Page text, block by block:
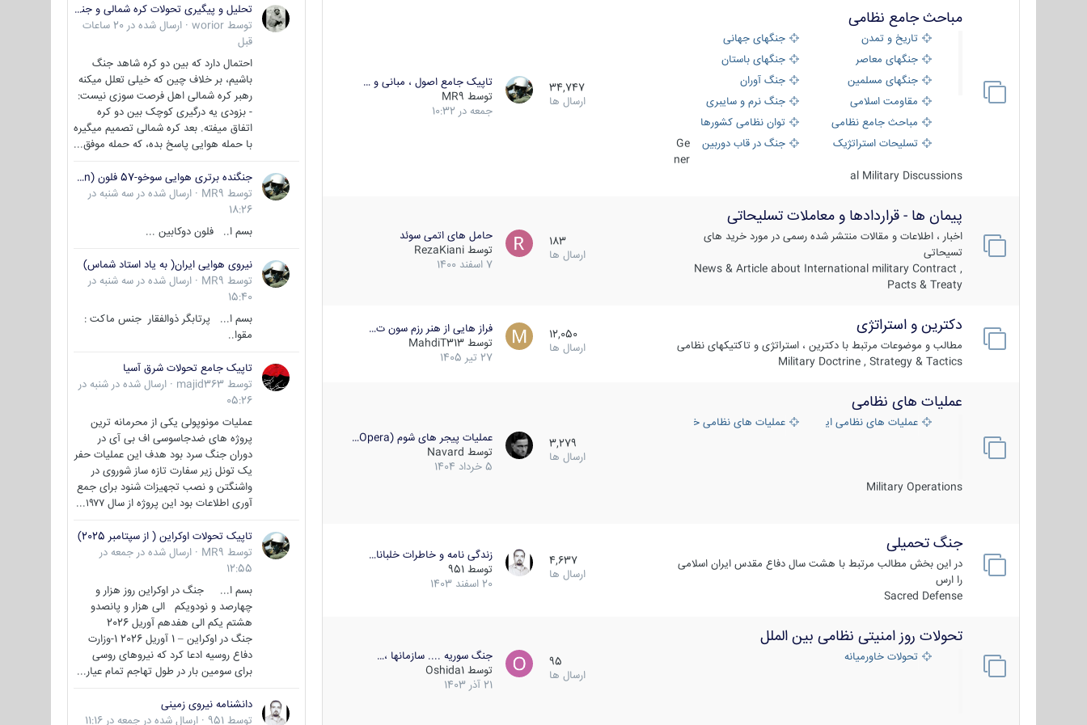
مباحث جامع نظامی
تاریخ و تمدن
جنگهای جهانی
جنگهای معاصر
جنگهای باستان
جنگهای مسلمین
جنگ آوران
مقاومت اسلامی
جنگ نرم و سایبری
مباحث جامع نظامی
توان نظامی کشورها
تسلیحات استراتژیک
جنگ در قاب دوربین
Ge
ner
al Military Discussions
34,747
ارسال ها
تاپیک جامع اصول ، مبانی و …
توسط MR9
جمعه در 10:32
پیمان ها - قراردادها و معاملات تسلیحاتی
اخبار ، اطلاعات و مقالات منتشر شده رسمی در مورد خرید های
تسیحاتی
News & Article about International military Contract ,
Pacts & Treaty
183
ارسال ها
حامل های اتمی سوئد
توسط RezaKiani
7 اسفند 1400
دکترین و استراتژی
مطالب و موضوعات مرتبط با دکترین ، استراتژی و تاکتیکهای نظامی
Military Doctrine , Strategy & Tactics
12,050
ارسال ها
فراز هایی از هنر رزم سون ت…
توسط MahdiT313
27 تیر 1405
عملیات های نظامی
عملیات های نظامی ایران عملیات های نظامی خارجی
Military Operations
3,279
ارسال ها
عملیات پیجر های شوم (Opera…
توسط Navard
5 خرداد 1404
جنگ تحمیلی
در این بخش مطالب مرتبط با هشت سال دفاع مقدس ایران اسلامی
را ارس
Sacred Defense
4,637
ارسال ها
زندگی نامه و خاطرات خلبانا…
توسط 951
20 اسفند 1403
تحولات روز امنیتی نظامی بین الملل
تحولات خاورمیانه
95
ارسال ها
جنگ سوریه .... سازمانها ،…
توسط Oshida1
21 آذر 1403
تحلیل و پیگیری تحولات کره شمالی و جنوبی
توسط worior
· ارسال شده در
20 ساعات
قبل
احتمال دارد که بین دو کره شاهد جنگ
باشیم، بر خلاف چین که خیلی تعلل میکنه
رهبر کره شمالی اهل فرصت سوزی نیست:
- بزودی یه درگیری کوچک بین دو کره
اتفاق میفته. بعد کره شمالی تصمیم میگیره
با حمله هوایی پاسخ بده، که حمله موفق...
جنگنده برتری هوایی سوخو-57 فلون (Su-57/Felon)
توسط MR9
· ارسال شده در سه شنبه در
18:26
بسم ا.. فلون دوکابین ...
نیروی هوایی ایران( به یاد استاد شماس)
توسط MR9
· ارسال شده در سه شنبه در
15:40
بسم ا... پرتابگر ذوالفقار جنس ماکت :
مقوا..
تاپیک جامع تحولات شرق آسیا
توسط majid363
· ارسال شده در شنبه در
05:26
عملیات مونوپولی یکی از محرمانه ترین
پروژه های ضدجاسوسی اف بی آی در
دوران جنگ سرد بود هدف این عملیات حفر
یک تونل زیر سفارت تازه ساز شوروی در
واشنگتن و نصب تجهیزات شنود برای جمع
آوری اطلاعات بود این پروژه از سال ۱۹۷۷...
تاپیک تحولات اوکراین ( از سپتامبر 2025)
توسط MR9
· ارسال شده در جمعه در
12:55
بسم ا... جنگ در اوکراین روز هزار و
چهارصد و نودویکم الی هزار و پانصدو
هشتم یکم الی هفدهم آوریل 2026
جنگ در اوکراین – 1 آوریل 2026 1-وزارت
دفاع روسیه ادعا کرد که نیروهای روسی
برای سومین بار در طول تهاجم تمام عیار...
دانشنامه نیروی زمینی
توسط 951
· ارسال شده در جمعه در 11:16